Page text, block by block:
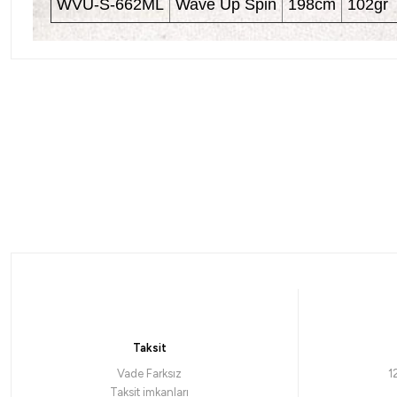
WVU-S-662ML Wave Up Spin 198cm 102gr
Taksit
Vade Farksız
Taksit imkanları